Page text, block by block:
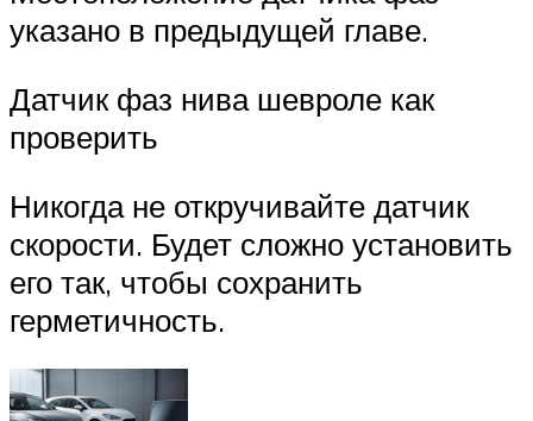
указано в предыдущей главе.
Датчик фаз нива шевроле как
проверить
Никогда не откручивайте датчик
скорости. Будет сложно установить
его так, чтобы сохранить
герметичность.